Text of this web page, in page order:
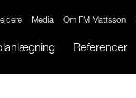
Media Om FM Mattsson
Referencer